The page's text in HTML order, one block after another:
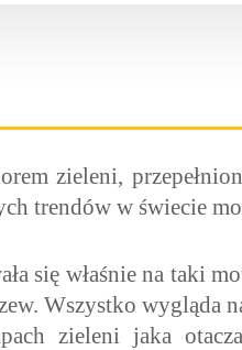
zieleni,
trendów w świecie
się właśnie na taki
Wszystko wygląda
zieleni jaka